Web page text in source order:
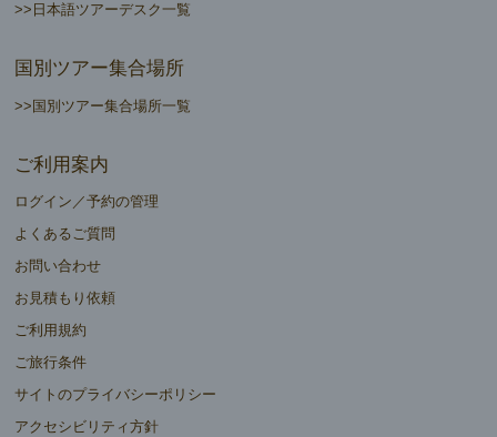
>>日本語ツアーデスク一覧
国別ツアー集合場所
>>国別ツアー集合場所一覧
ご利用案内
ログイン／予約の管理
よくあるご質問
お問い合わせ
お見積もり依頼
ご利用規約
ご旅行条件
サイトのプライバシーポリシー
アクセシビリティ方針